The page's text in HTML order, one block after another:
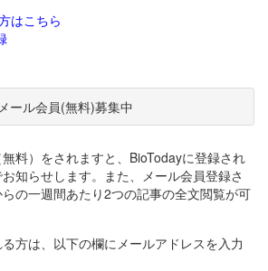
はこちら
メール会員(無料)募集中
料）をされますと、BioTodayに登録され
知らせします。また、メール会員登録さ
の一週間あたり2つの記事の全文閲覧が可
方は、以下の欄にメールアドレスを入力